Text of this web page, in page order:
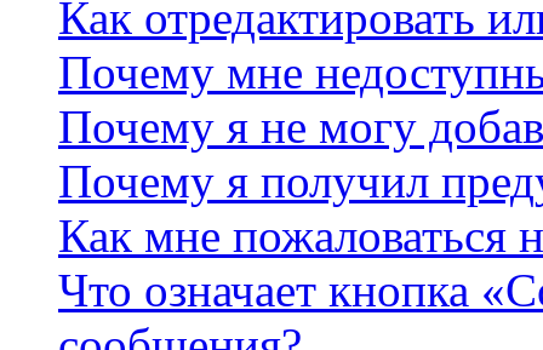
Как отредактировать
Почему мне
Почему я не могу
Почему я получил
Как мне пожаловаться
Что означает кнопка